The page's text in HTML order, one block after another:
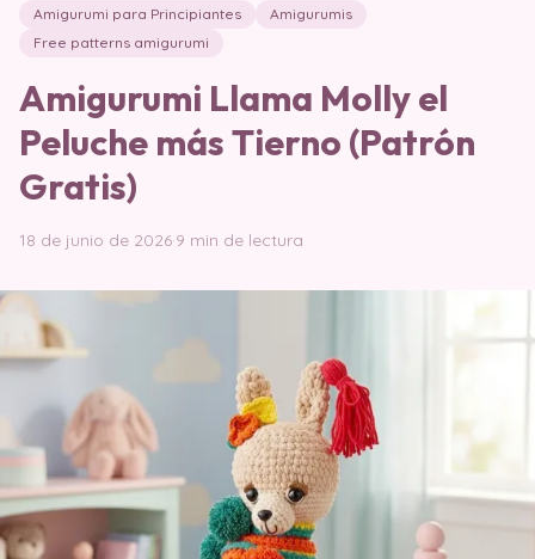
Amigurumi para Principiantes
Amigurumis
Free patterns amigurumi
Amigurumi Llama Molly el
Peluche más Tierno (Patrón
Gratis)
18 de junio de 2026·9 min de lectura